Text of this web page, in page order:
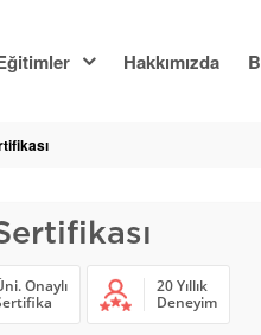
Hakkımızda
Onaylı
20 Yıllık
Deneyim